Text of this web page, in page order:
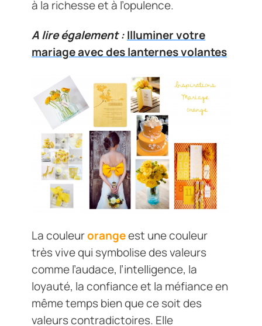
à la richesse et à l’opulence.
A lire également :Illuminer votre
mariage avec des lanternes volantes
La couleurorangeest une couleur
très vive qui symbolise des valeurs
comme l’audace, l’intelligence, la
loyauté, la confiance et la méfiance en
même temps bien que ce soit des
valeurs contradictoires. Elle